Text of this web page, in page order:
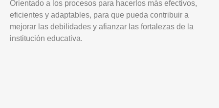
Orientado a los procesos para hacerlos más efectivos,
eficientes y adaptables, para que pueda contribuir a
mejorar las debilidades y afianzar las fortalezas de la
institución educativa.